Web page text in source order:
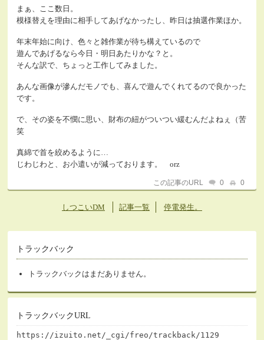
まぁ、ここ数日。
模様替えを理由に相手してあげなかったし、昨日は抽選作業ほか。
年末年始に向け、色々と雑作業が待ち構えているので
遊んであげるなら今日・明日あたりかな？と。
そんな訳で、ちょっと工作してみました。
あんな画像が滲んだモノでも、喜んで遊んでくれてるので良かった
です。
で、その姿を不憫に思い、財布の紐がついつい緩むんだよねぇ（苦
笑
真綿で首を絞めるように…
じわじわと、お小遣いが減っております。 orz
この記事のURL 0 0
しつこいDM 記事一覧 停電発生。
トラックバック
トラックバックはまだありません。
トラックバックURL
https://izuito.net/_cgi/freo/trackback/1129